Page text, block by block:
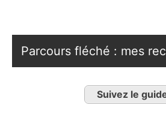
Parcours fléché : mes
Suivez le